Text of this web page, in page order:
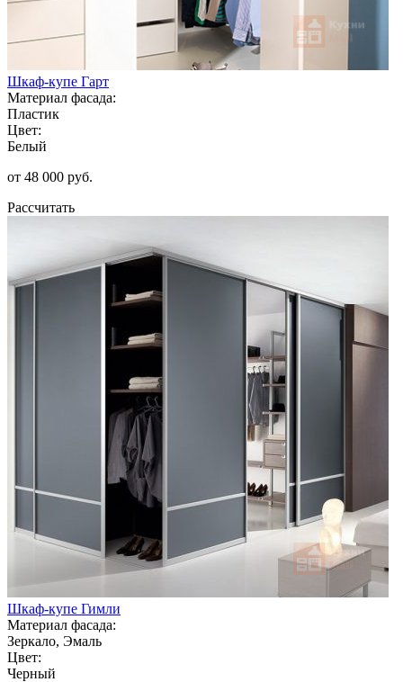
Шкаф-купе Гарт
Материал фасада:
Пластик
Цвет:
Белый
от 48 000 руб.
Рассчитать
Шкаф-купе Гимли
Материал фасада:
Зеркало, Эмаль
Цвет:
Черный